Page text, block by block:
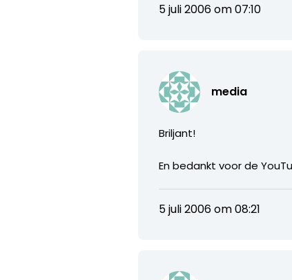
5 juli 2006 om 07:10
media
Briljant!
En bedankt voor de
5 juli 2006 om 08:21